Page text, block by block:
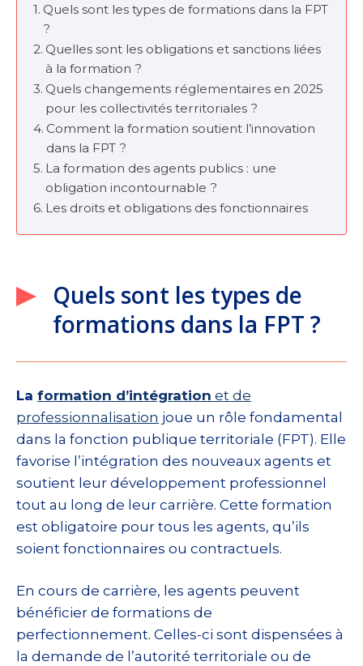
Quels sont les types de formations dans la FPT
?
Quelles sont les obligations et sanctions liées
à la formation ?
Quels changements réglementaires en 2025
pour les collectivités territoriales ?
Comment la formation soutient l’innovation
dans la FPT ?
La formation des agents publics : une
obligation incontournable ?
Les droits et obligations des fonctionnaires
Quels sont les types de
formations dans la FPT ?
La formation d’intégration et de
professionnalisation joue un rôle fondamental
dans la fonction publique territoriale (FPT). Elle
favorise l’intégration des nouveaux agents et
soutient leur développement professionnel
tout au long de leur carrière. Cette formation
est obligatoire pour tous les agents, qu’ils
soient fonctionnaires ou contractuels.
En cours de carrière, les agents peuvent
bénéficier de formations de
perfectionnement. Celles-ci sont dispensées à
la demande de l’autorité territoriale ou de